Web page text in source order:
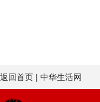
返回首页 | 中华生活网